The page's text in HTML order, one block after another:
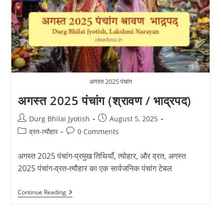
अगस्त 2025 पंचांग
अगस्त 2025 पंचांग (श्रावण / भाद्रपद)
Post
author:
Durg Bhilai Jyotish
Post
published:
August 5, 2025
Postव्रत-त्यौहार
Post0 Comments
अगस्त 2025 पंचांग-प्रमुख तिथियाँ, त्योहार, और व्रत, अगस्त
2025 पंचांग-व्रत‑त्यौहार का एक सार्वजनिक पंचांग टेबल
Continue Readingअगस्त
2025